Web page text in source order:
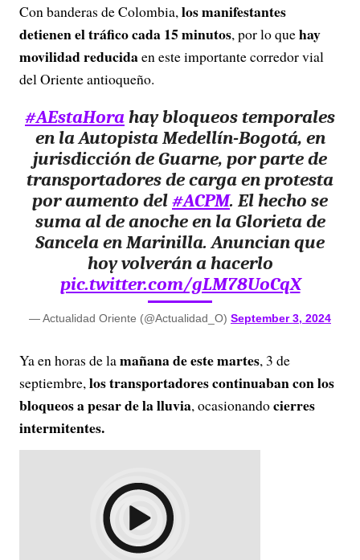
Con banderas de Colombia,los manifestantes
detienen el tráfico cada 15 minutos, por lo quehay
movilidad reducidaen este importante corredor vial
del Oriente antioqueño.
#AEstaHorahay bloqueos temporales
en la Autopista Medellín-Bogotá, en
jurisdicción de Guarne, por parte de
transportadores de carga en protesta
por aumento del#ACPM. El hecho se
suma al de anoche en la Glorieta de
Sancela en Marinilla. Anuncian que
hoy volverán a hacerlo
pic.twitter.com/gLM78UoCqX
— Actualidad Oriente (@Actualidad_O) September 3, 2024
Ya en horas de lamañana de este martes, 3 de
septiembre,los transportadores continuaban con los
bloqueos a pesar de la lluvia, ocasionandocierres
intermitentes.